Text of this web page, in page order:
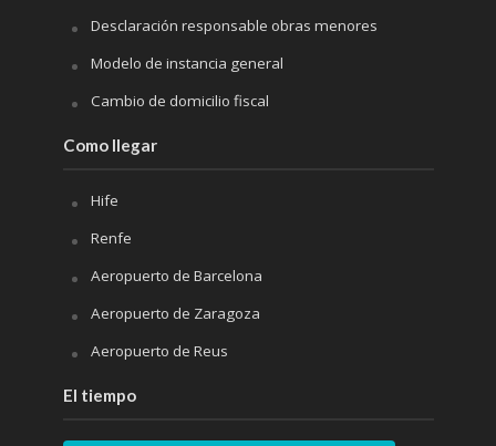
Desclaración responsable obras menores
Modelo de instancia general
Cambio de domicilio fiscal
Como llegar
Hife
Renfe
Aeropuerto de Barcelona
Aeropuerto de Zaragoza
Aeropuerto de Reus
El tiempo